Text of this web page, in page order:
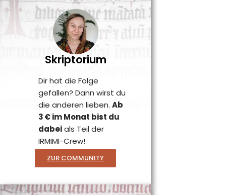
Skriptorium
Dir hat die Folge
gefallen? Dann wirst du
die anderen lieben. Ab
3 € im Monat bist du
dabeials Teil der
IRMIMI-Crew!
ZUR COMMUNITY